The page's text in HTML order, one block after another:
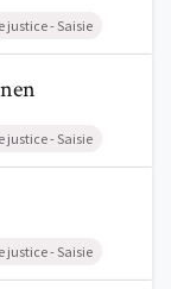
justice - Saisie
justice - Saisie
justice - Saisie